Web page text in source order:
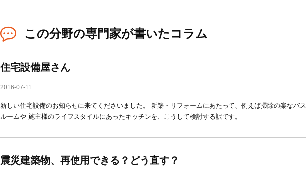
この分野の専門家が書いたコラム
住宅設備屋さん
2016-07-11
新しい住宅設備のお知らせに来てくださいました。 新築・リフォームにあたって、例えば掃除の楽なバス
ルームや 施主様のライフスタイルにあったキッチンを、こうして検討する訳です。
震災建築物、再使用できる？どう直す？